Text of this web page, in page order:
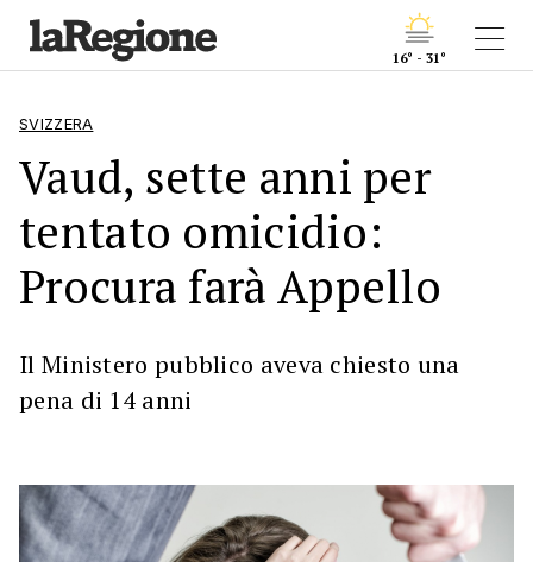
16° - 31°
SVIZZERA
Vaud, sette anni per
tentato omicidio:
Procura farà Appello
Il Ministero pubblico aveva chiesto una
pena di 14 anni